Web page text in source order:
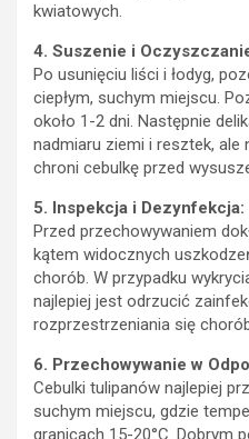
kwiatowych.
4. Suszenie i
Po usunięciu liści i łodyg,
ciepłym, suchym miejscu.
około 1-2 dni. Następnie
nadmiaru ziemi i resztek, ale
chroni cebulkę przed
5. Inspekcja i Dezynfekcja:
Przed przechowywaniem
kątem widocznych
chorób. W przypadku
najlepiej jest odrzucić
rozprzestrzeniania się
6. Przechowywanie w
Cebulki tulipanów najlepiej
suchym miejscu, gdzie
granicach 15-20°C. Dobrym